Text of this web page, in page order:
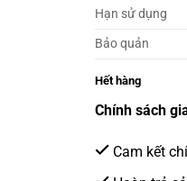
Hạn sử dụng
Bảo quản
Hết hàng
Chính sách
Cam kết